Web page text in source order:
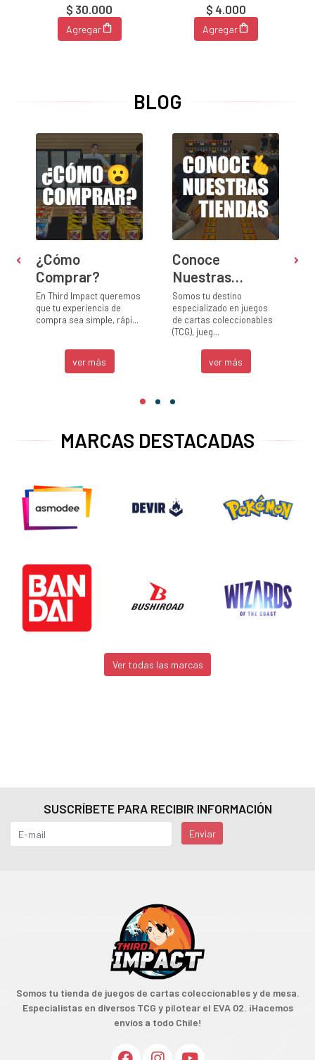
$ 30.000
Agregar
$ 4.000
Agregar
BLOG
¿Cómo
Comprar?
En Third Impact queremos
que tu experiencia de
compra sea simple, rápi...
ver más
Conoce
Nuestras
Tiendas
Somos tu destino
especializado en juegos
de cartas coleccionables
(TCG), jueg...
ver más
MARCAS DESTACADAS
Ver todas las marcas
SUSCRÍBETE PARA RECIBIR INFORMACIÓN
Enviar
Somos tu tienda de juegos de cartas coleccionables y de mesa.
Especialistas en diversos TCG y pilotear el EVA 02. ¡Hacemos
envíos a todo Chile!